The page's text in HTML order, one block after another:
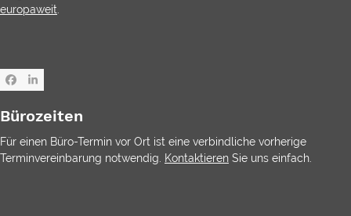
europaweit
Facebook
LinkedIn
Bürozeiten
Für einen Büro-Termin vor Ort ist eine verbindliche vorherige
Terminvereinbarung notwendig.
Kontaktieren Sie uns einfach.